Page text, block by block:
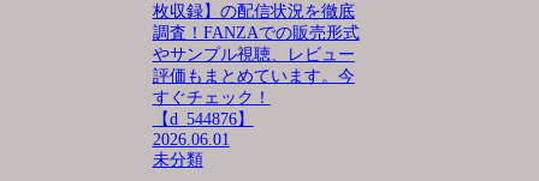
枚収録】の配信状況を徹底
調査！FANZAでの販売形式
やサンプル視聴、レビュー
評価もまとめています。今
すぐチェック！
【d_544876】
2026.06.01
未分類